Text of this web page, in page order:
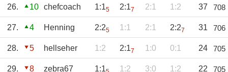
26. 10 chefcoach 1:15 2:17 2:1 1:2 37 708
27. 4 Henning 2:25 1:1 2:1 2:27 31 706
28. 5 hellseher 1:2 2:17 1:0 0:1 24 705
29. 8 zebra67 1:1 1:2 3:0 1:2 22 705